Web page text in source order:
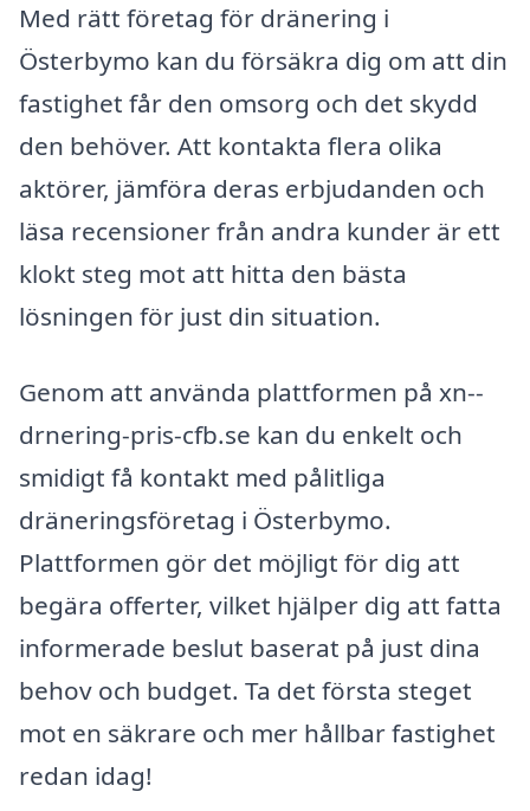
Med rätt företag för dränering i
Österbymo kan du försäkra dig om att din
fastighet får den omsorg och det skydd
den behöver. Att kontakta flera olika
aktörer, jämföra deras erbjudanden och
läsa recensioner från andra kunder är ett
klokt steg mot att hitta den bästa
lösningen för just din situation.
Genom att använda plattformen på xn--
drnering-pris-cfb.se kan du enkelt och
smidigt få kontakt med pålitliga
dräneringsföretag i Österbymo.
Plattformen gör det möjligt för dig att
begära offerter, vilket hjälper dig att fatta
informerade beslut baserat på just dina
behov och budget. Ta det första steget
mot en säkrare och mer hållbar fastighet
redan idag!